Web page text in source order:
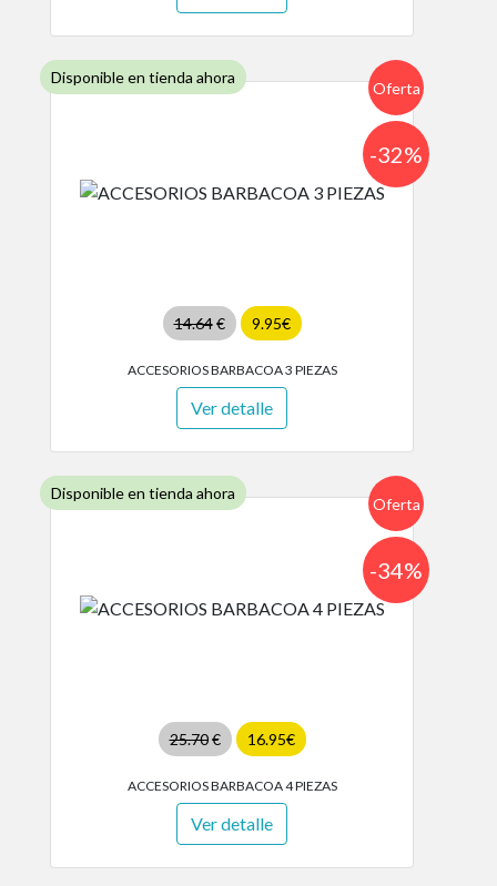
Disponible en tienda ahora
Oferta
14.64€ 9.95€
-32%
ACCESORIOS BARBACOA 3 PIEZAS
Ver detalle
Disponible en tienda ahora
Oferta
25.70€ 16.95€
-34%
ACCESORIOS BARBACOA 4 PIEZAS
Ver detalle